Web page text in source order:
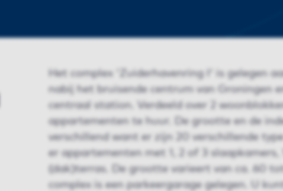
Het complex 'Zuiderhavenring I' is gelegen
nabij het bruisende centrum van Groningen
centraal station. Verdeeld over 2
appartementen te huur. De grootte en de
verschillend want er zijn 20 verschillende
er appartementen met 1, 2 of 3 slaapkamers,
(dak)terras. De grootte varieert van ca. 60 tot
complex is een parkeergarage gelegen. U